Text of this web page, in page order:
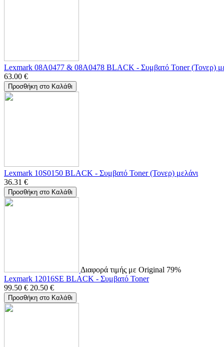
Lexmark 08A0477 & 08A0478 BLACK - Συμβατό Toner (Τονερ)
63.00 €
Προσθήκη στο Καλάθι
Lexmark 10S0150 BLACK - Συμβατό Toner (Τονερ) μελάνι
36.31 €
Προσθήκη στο Καλάθι
Διαφορά τιμής με Original 79%
Lexmark 12016SE BLACK - Συμβατό Toner
99.50 € 20.50 €
Προσθήκη στο Καλάθι